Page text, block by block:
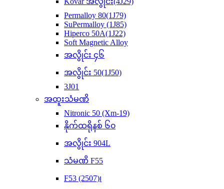
Permalloy 80(1J79)
SuPermalloy (1J85)
Hiperco 50A(1J22)
Soft Magnetic Alloy
အလွိုင်း ၄၆
အလွိုင်း 50(1J50)
3J01
အထူးသံမဏိ
Nitronic 50 (Xm-19)
နိုက်ထရိုနစ် ၆၀
အလွိုင်း 904L
သံမဏိ F55
F53 (2507)၊